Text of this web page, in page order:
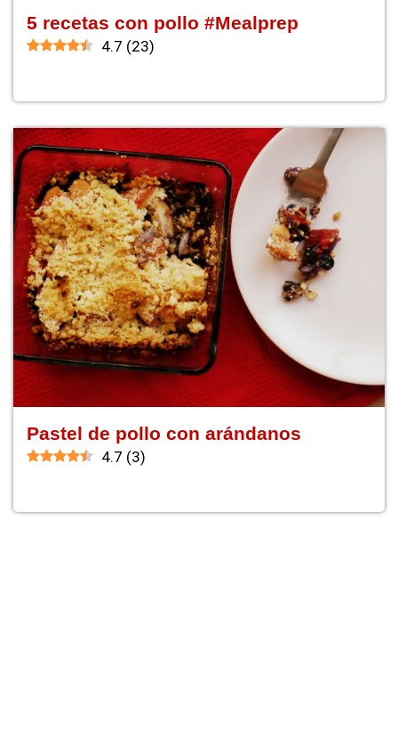
5 recetas con pollo #Mealprep
4.7 (23)
Pastel de pollo con arándanos
4.7 (3)